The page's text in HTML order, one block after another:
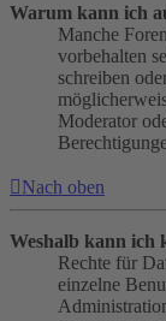
Warum kann ich
Manche
vorbehalten
schreiben
Moderator
Nach oben
Weshalb kann ich
Rechte für
einzelne